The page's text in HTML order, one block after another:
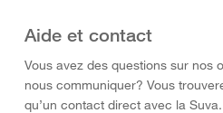
Aide et contact
Vous avez des questions sur nos
nous communiquer? Vous
qu’un contact direct avec la Suva.